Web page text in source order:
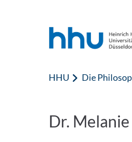
HHU Die
Dr.